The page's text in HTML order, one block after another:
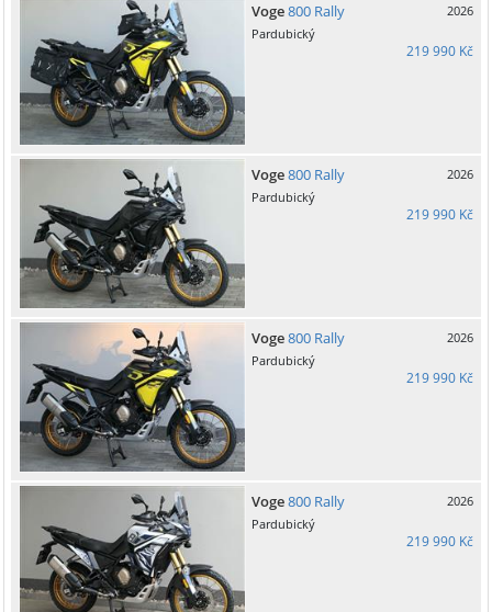
Voge800 Rally
2026
Pardubický
219 990 Kč
Voge800 Rally
2026
Pardubický
219 990 Kč
Voge800 Rally
2026
Pardubický
219 990 Kč
Voge800 Rally
2026
Pardubický
219 990 Kč